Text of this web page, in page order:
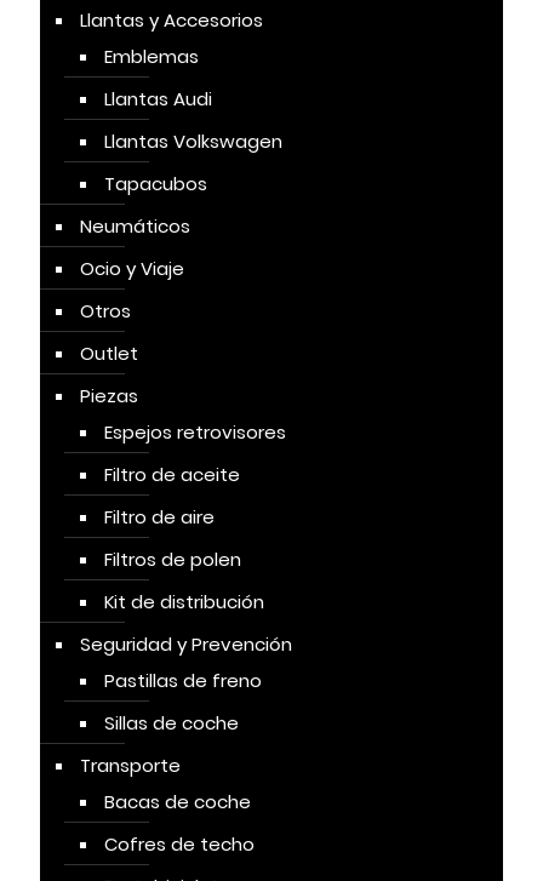
Llantas y Accesorios
Emblemas
Llantas Audi
Llantas Volkswagen
Tapacubos
Neumáticos
Ocio y Viaje
Otros
Outlet
Piezas
Espejos retrovisores
Filtro de aceite
Filtro de aire
Filtros de polen
Kit de distribución
Seguridad y Prevención
Pastillas de freno
Sillas de coche
Transporte
Bacas de coche
Cofres de techo